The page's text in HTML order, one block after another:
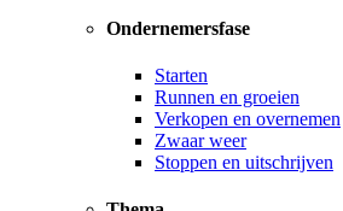
Ondernemersfase
Starten
Runnen en groeien
Verkopen en overnemen
Zwaar weer
Stoppen en uitschrijven